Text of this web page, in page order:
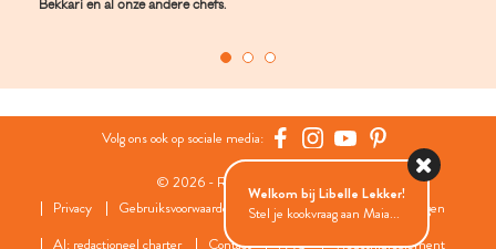
Bekkari en al onze andere chefs.
Volg ons ook op sociale media:
© 2026 - Roularta Media Group
Privacy
Gebruiksvoorwaarden Cookies
Cookies instellingen
AI: redactioneel charter
Contact FAQ Wedstrijdreglement
Welkom bij Libelle Lekker!
Stel je kookvraag aan Maia...